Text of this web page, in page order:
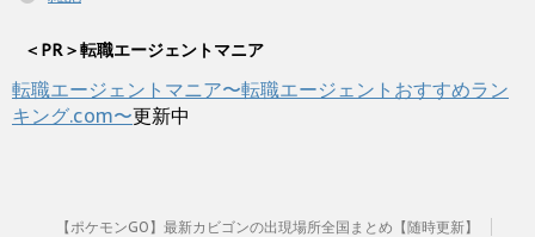
＜PR＞転職エージェントマニア
転職エージェントマニア〜転職エージェントおすすめラン
キング.com〜更新中
【ポケモンGO】最新カビゴンの出現場所全国まとめ【随時更新】